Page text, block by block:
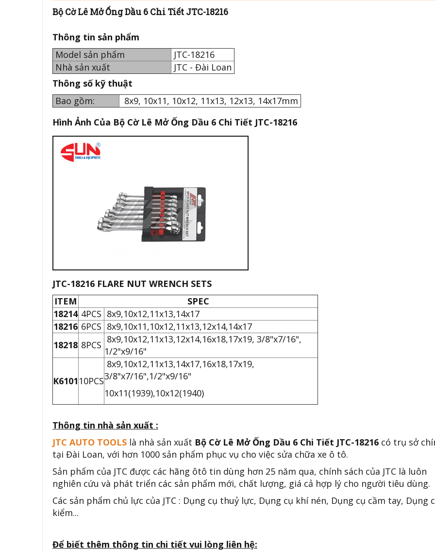
Bộ Cờ Lê Mở Ống Dầu 6 Chi Tiết JTC-18216
Thông tin sản phẩm
Model sản phẩm
JTC-18216
Nhà sản xuất
JTC - Đài Loan
Thông số kỹ thuật
Bao gồm:
8x9, 10x11, 10x12, 11x13, 12x13, 14x17mm
Hình Ảnh Của Bộ Cờ Lê Mở Ống Dầu 6 Chi Tiết JTC-18216
JTC-18216 FLARE NUT WRENCH SETS
ITEM
SPEC
18214 4PCS 8x9,10x12,11x13,14x17
18216 6PCS 8x9,10x11,10x12,11x13,12x14,14x17
18218 8PCS 8x9,10x12,11x13,12x14,16x18,17x19, 3/8"x7/16",
1/2"x9/16"
K6101 10PCS
8x9,10x12,11x13,14x17,16x18,17x19,
3/8"x7/16",1/2"x9/16"
10x11(1939),10x12(1940)
Thông tin nhà sản xuất :
JTC AUTO TOOLS là nhà sản xuất Bộ Cờ Lê Mở Ống Dầu 6 Chi Tiết JTC-18216 có trụ sở
tại Đài Loan, với hơn 1000 sản phẩm phục vụ cho việc sửa chữa xe ô tô.
Sản phẩm của JTC được các hãng ôtô tin dùng hơn 25 năm qua, chính sách của JTC là luôn
nghiên cứu và phát triển các sản phẩm mới, chất lượng, giá cả hợp lý cho người tiêu dùng.
Các sản phẩm chủ lực của JTC : Dụng cụ thuỷ lực, Dụng cụ khí nén, Dụng cụ cầm tay, Dụng
kiểm...
Để biết thêm thông tin chi tiết vui lòng liên hệ: